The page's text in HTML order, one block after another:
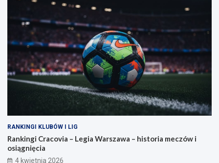
RANKINGI KLUBÓW I LIG
Rankingi Cracovia – Legia Warszawa – historia meczów i
osiągnięcia
4 kwietnia 2026